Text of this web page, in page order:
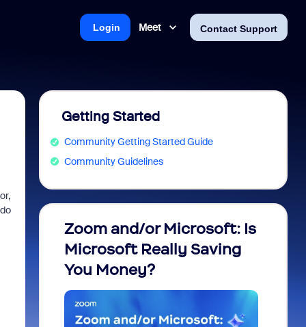
Meet Contact Support
Login
Getting Started
Community Getting Started Guide
Community Guidelines
Zoom and/or Microsoft: Is
Microsoft Really Saving
You Money?